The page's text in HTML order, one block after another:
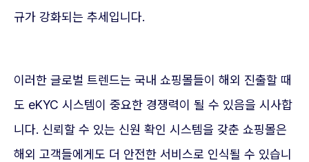
규가 강화되는 추세입니다.
이러한 글로벌 트렌드는 국내 쇼핑몰들이 해외 진출할 때
도 eKYC 시스템이 중요한 경쟁력이 될 수 있음을 시사합
니다. 신뢰할 수 있는 신원 확인 시스템을 갖춘 쇼핑몰은
해외 고객들에게도 더 안전한 서비스로 인식될 수 있습니